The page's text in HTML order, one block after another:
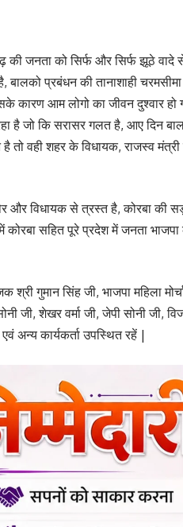
की जनता को सिर्फ और सिर्फ झूठे वादे
प्रबंधन की तानाशाही
कारण आम लोगो का जीवन दुश्वार हो
है जो कि सरासर गलत है, आए दिन
तो वही शहर के विधायक, राजस्व
और विधायक से त्रस्त है, कोरबा की
सहित पूरे प्रदेश में जनता
श्री गुमान सिंह जी, भाजपा महिला
जी, शेखर वर्मा जी, जेपी सोनी जी,
एवं अन्य कार्यकर्ता उपस्थित रहें |